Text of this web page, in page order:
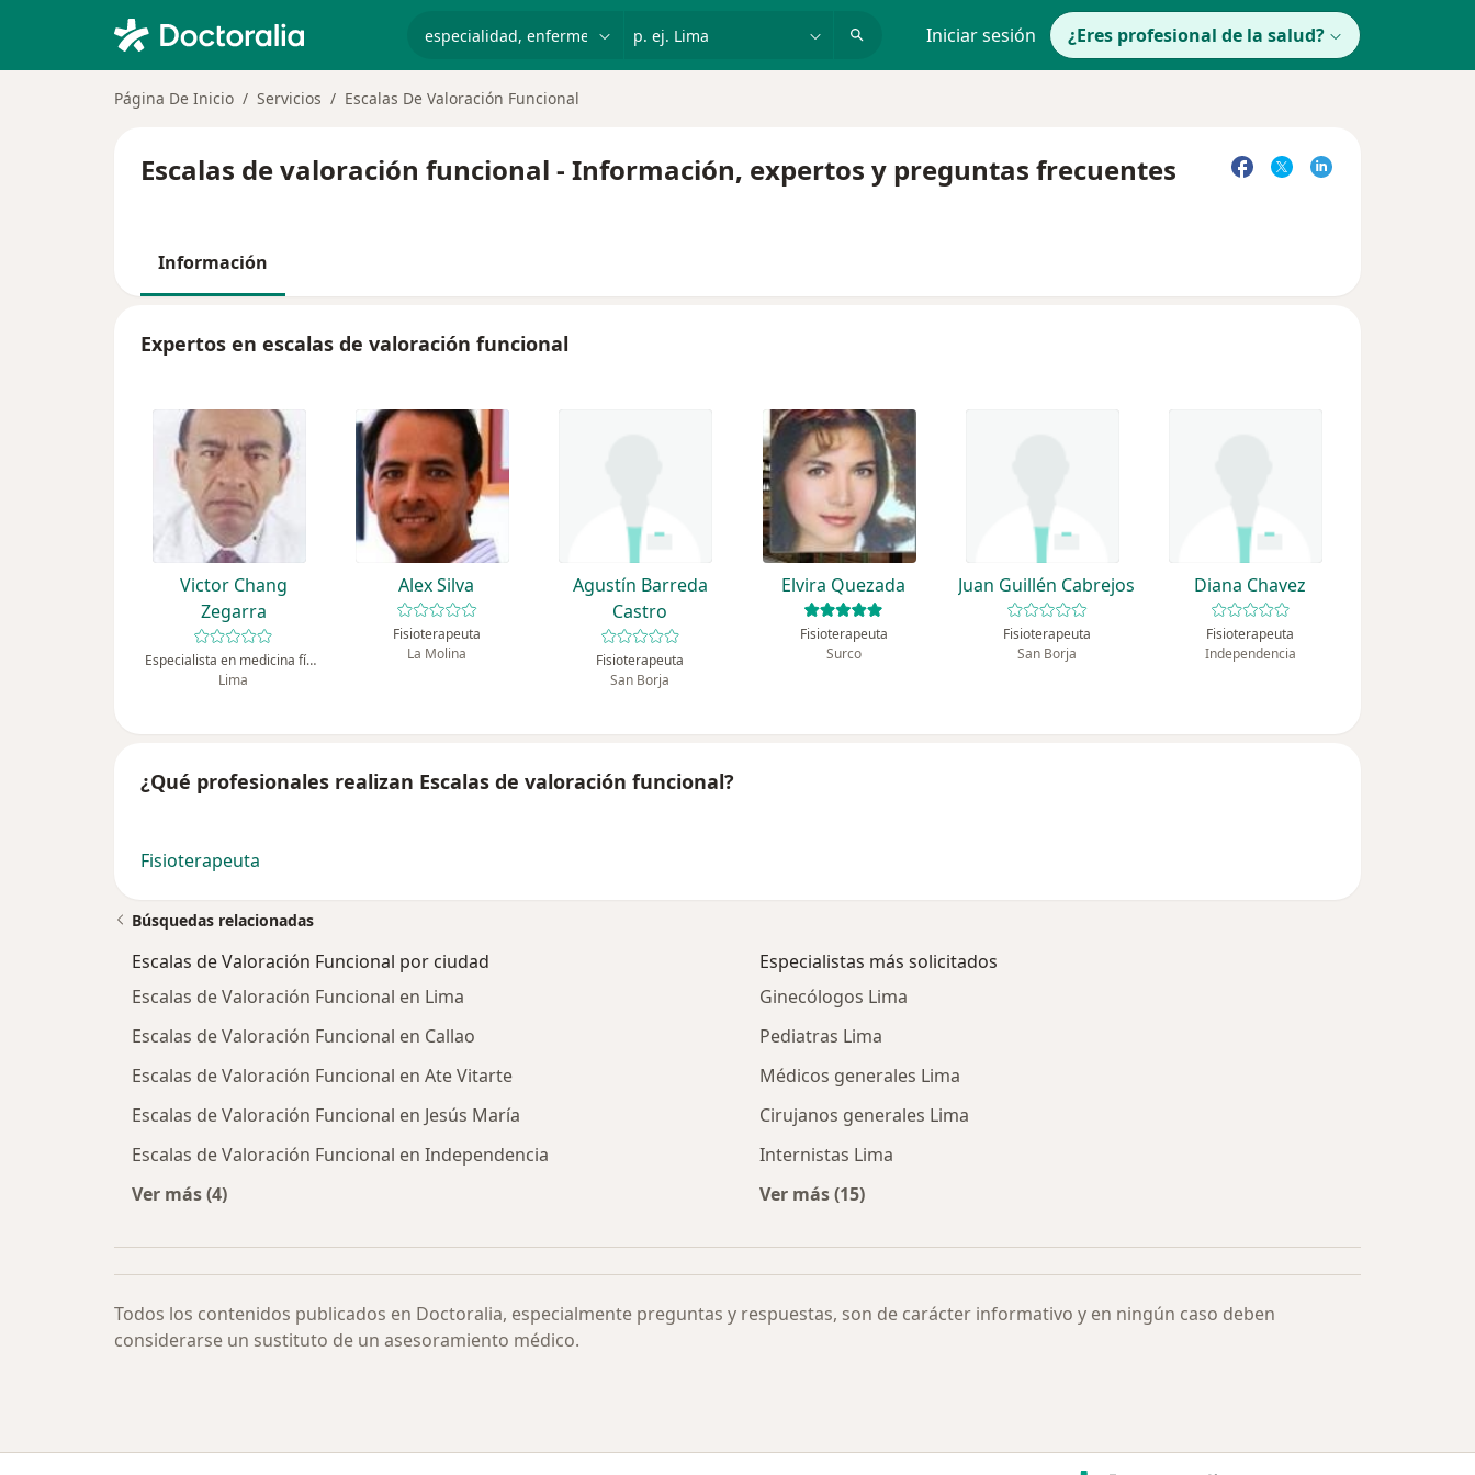
Iniciar sesión ¿Eres profesional de la salud?
Página De Inicio Servicios Escalas De Valoración Funcional
Escalas de valoración funcional - Información, expertos y preguntas frecuentes
Información
Expertos en escalas de valoración funcional
Victor Chang
Zegarra
Especialista en medicina física y rehabilitación, Fisioterapeuta
Lima
Alex Silva
Fisioterapeuta
La Molina
Agustín Barreda
Castro
Fisioterapeuta
San Borja
Elvira Quezada
Fisioterapeuta
Surco
Juan Guillén Cabrejos
Fisioterapeuta
San Borja
Diana Chavez
Fisioterapeuta
Independencia
¿Qué profesionales realizan Escalas de valoración funcional?
Fisioterapeuta
Búsquedas relacionadas
Escalas de Valoración Funcional por ciudad
Escalas de Valoración Funcional en Lima
Escalas de Valoración Funcional en Callao
Escalas de Valoración Funcional en Ate Vitarte
Escalas de Valoración Funcional en Jesús María
Escalas de Valoración Funcional en Independencia
Ver más (4)
Especialistas más solicitados
Ginecólogos Lima
Pediatras Lima
Médicos generales Lima
Cirujanos generales Lima
Internistas Lima
Ver más (15)
Todos los contenidos publicados en Doctoralia, especialmente preguntas y respuestas, son de carácter informativo y en ningún caso deben
considerarse un sustituto de un asesoramiento médico.